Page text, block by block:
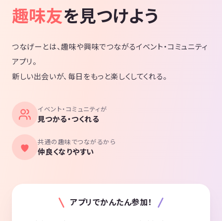
趣味友を見つけよう
つなげーとは、趣味や興味でつながるイベント・コミュニティ
アプリ。
新しい出会いが、毎日をもっと楽しくしてくれる。
イベント・コミュニティが
見つかる・つくれる
共通の趣味でつながるから
仲良くなりやすい
アプリでかんたん参加！